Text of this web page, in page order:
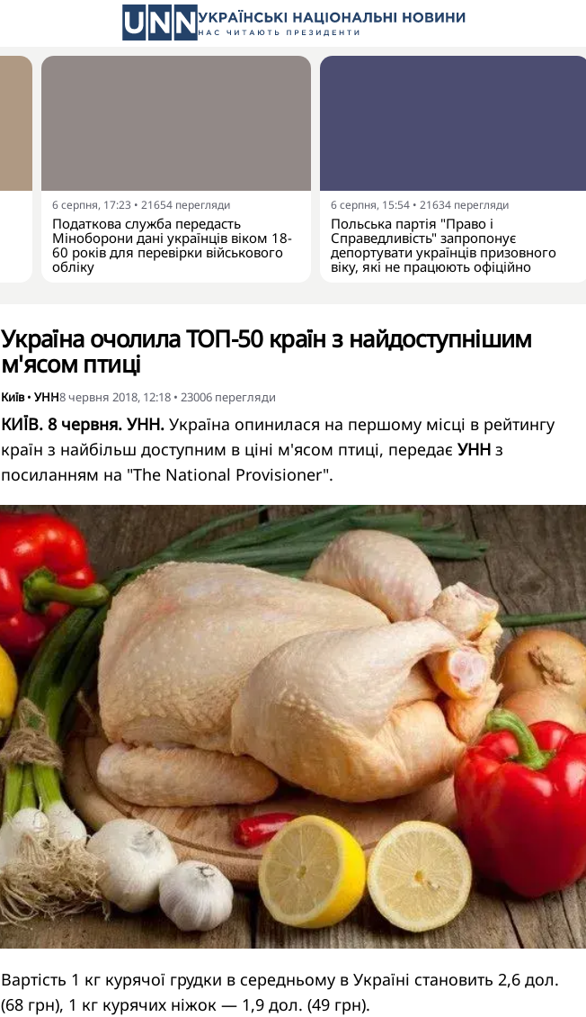
6 серпня, 17:23 • 21654 перегляди
Податкова служба передасть
Міноборони дані українців віком 18-
60 років для перевірки військового
обліку
6 серпня, 15:54 • 21634 перегляди
Польська партія "Право і
Справедливість" запропонує
депортувати українців призовного
віку, які не працюють офіційно
Україна очолила ТОП-50 країн з найдоступнішим
м'ясом птиці
Київ• УНН8 червня 2018, 12:18 • 23006 перегляди
КИЇВ. 8 червня. УНН. Україна опинилася на першому місці в рейтингу
країн з найбільш доступним в ціні м'ясом птиці, передає УНН з
посиланням на "The National Provisioner".
Вартість 1 кг курячої грудки в середньому в Україні становить 2,6 дол.
(68 грн), 1 кг курячих ніжок — 1,9 дол. (49 грн).